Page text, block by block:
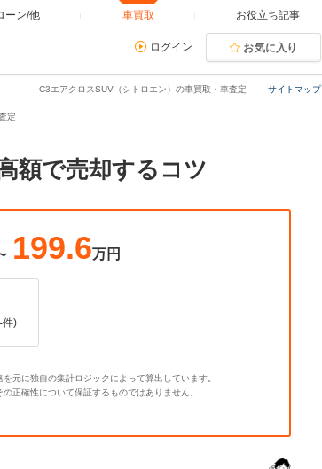
ーン/他 車買取 お役立ち記事
ログイン お気に入り
サイトマップ
C3エアクロスSUV（シトロエン）の車買取・車査定
定
額で売却するコツ
199.6万円
件)
元に独自の集計ロジックによって算出しています。
正確性について保証するものではありません。